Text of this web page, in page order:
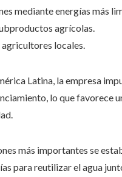
mediante energías más
agrícolas.
locales.
Latina, la empresa
lo que favorece
más importantes se
para reutilizar el agua